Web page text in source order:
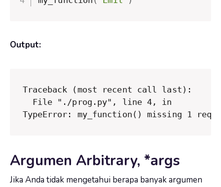
Output:
Traceback (most recent call last):
  File "./prog.py", line 4, in
TypeError: my_function() missing 1
Argumen Arbitrary, *args
Jika Anda tidak mengetahui berapa banyak argumen